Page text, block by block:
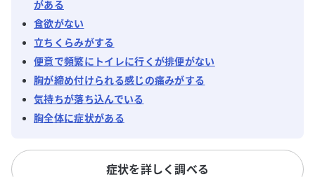
がある
食欲がない
立ちくらみがする
便意で頻繁にトイレに行くが排便がない
胸が締め付けられる感じの痛みがする
気持ちが落ち込んでいる
胸全体に症状がある
症状を詳しく調べる